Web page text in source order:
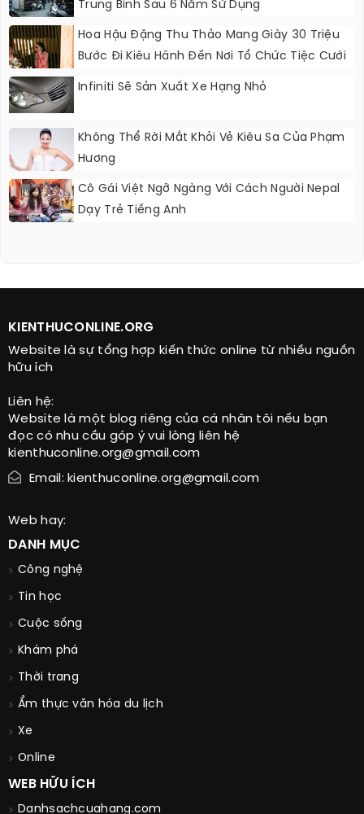
Trung Bình Sau 6 Năm Sử Dụng
Hoa Hậu Đặng Thu Thảo Mang Giày 30 Triệu
Bước Đi Kiêu Hãnh Đến Nơi Tổ Chức Tiệc Cưới
Infiniti Sẽ Sản Xuất Xe Hạng Nhỏ
Không Thể Rời Mắt Khỏi Vẻ Kiêu Sa Của Phạm
Hương
Cô Gái Việt Ngỡ Ngàng Với Cách Người Nepal
Dạy Trẻ Tiếng Anh
KIENTHUCONLINE.ORG
Website là sự tổng hợp kiến thức online từ nhiều nguồn
hữu ích
Liên hệ:
Website là một blog riêng của cá nhân tôi nếu bạn
đọc có nhu cầu góp ý vui lòng liên hệ
kienthuconline.org@gmail.com
Email: kienthuconline.org@gmail.com
Web hay:
DANH MỤC
Công nghệ
Tin học
Cuộc sống
Khám phá
Thời trang
Ẩm thực văn hóa du lịch
Xe
Online
WEB HỮU ÍCH
Danhsachcuahang.com